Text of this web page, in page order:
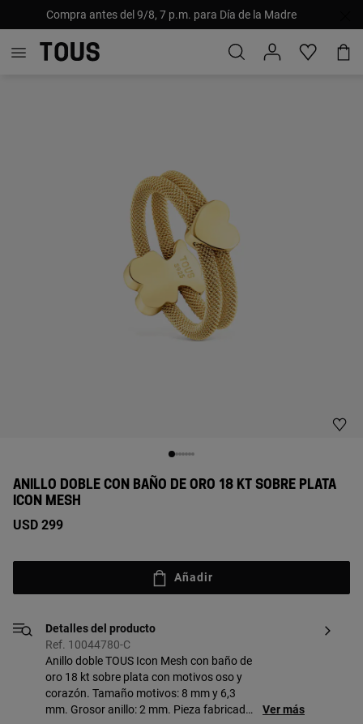
Compra antes del 9/8, 7 p.m. para Día de la Madre
ANILLO DOBLE CON BAÑO DE ORO 18 KT SOBRE PLATA
ICON MESH
USD 299
Añadir
Detalles del producto
Ref. 10044780-C
Anillo doble TOUS Icon Mesh con baño de
oro 18 kt sobre plata con motivos oso y
corazón. Tamaño motivos: 8 mm y 6,3
mm. Grosor anillo: 2 mm. Pieza fabricada
Ver más